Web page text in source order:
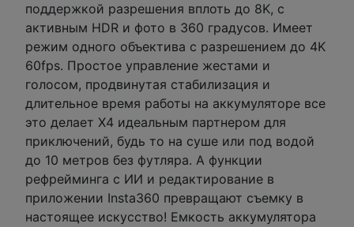
поддержкой разрешения вплоть до 8K, с
активным HDR и фото в 360 градусов. Имеет
режим одного объектива с разрешением до 4K
60fps. Простое управление жестами и
голосом, продвинутая стабилизация и
длительное время работы на аккумуляторе все
это делает X4 идеальным партнером для
приключений, будь то на суше или под водой
до 10 метров без футляра. А функции
рефрейминга с ИИ и редактирование в
приложении Insta360 превращают съемку в
настоящее искусство! Емкость аккумулятора